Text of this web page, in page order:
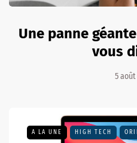
Une panne
vous
5 août
A LA UNE HIGH TECH